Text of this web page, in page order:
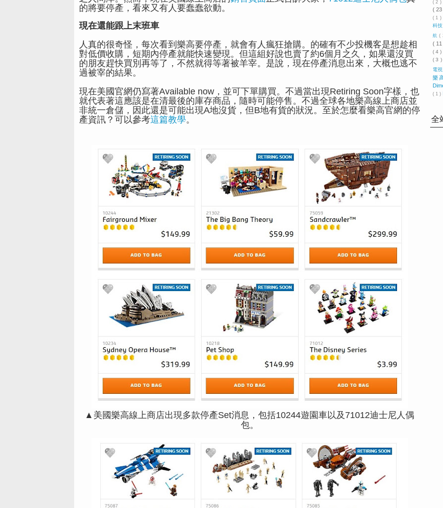
的將要停產，看來又有人要蠢蠢欲動。
現在還能跟上末班車
人真的很奇怪，每次看到樂高要停產，就會有人瘋狂搶購。的確有不少投機客是想趁相
對低價收購，短期內停產就能快速變現。但這組好說也賣了約6個月之久，如果還沒買
的朋友趕快買別再等了，不然就得等著被羊宰。是說，現在停產消息出來，大概也逃不
過被宰的結果。
現在美國官網仍寫著Available now，並可下單購買。不過當出現Retiring Soon字樣，也
就代表著這應該是在清最後的庫存商品，隨時可能停售。不過全球各地樂高線上商店並
非統一倉儲，因此還是可能出現A地沒貨，但B地有貨的狀況。至於怎麼看樂高官網的停
產資訊？可以參考這篇教學。
▲美國樂高線上商店出現多款停產Set消息，包括10244遊園車以及71012迪士尼人偶
包。
( 2 )
(
( 1 )
科
航(
(
( 4 )
( 3 )
電
樂
( 1 )
全